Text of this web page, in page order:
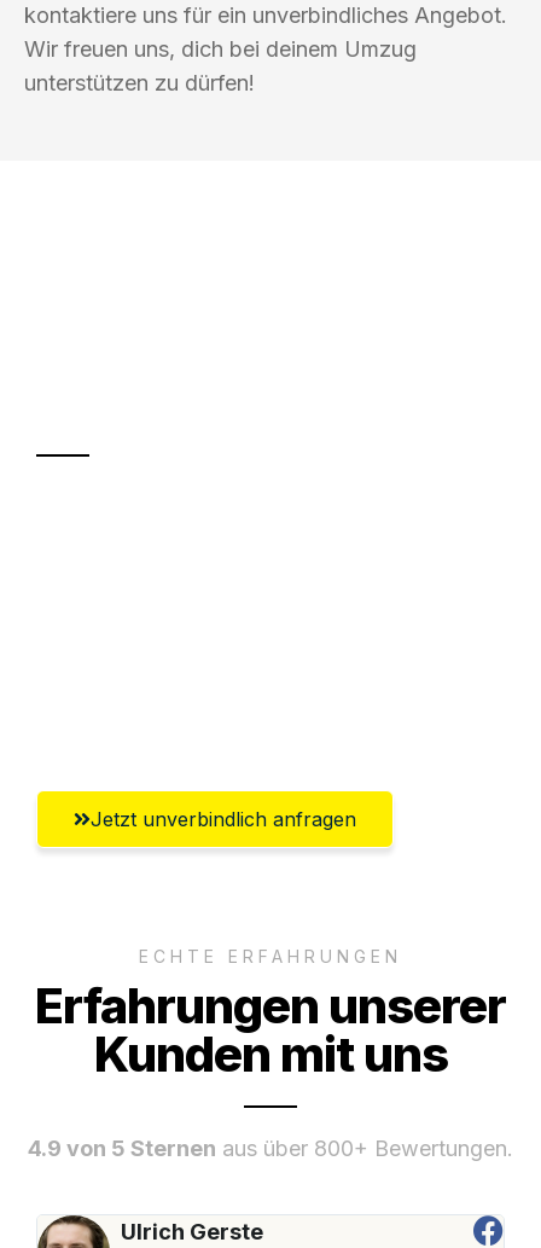
kontaktiere uns für ein unverbindliches Angebot.
Wir freuen uns, dich bei deinem Umzug
unterstützen zu dürfen!
Jetzt unverbindlich anfragen
ECHTE ERFAHRUNGEN
Erfahrungen unserer
Kunden mit uns
4.9 von 5 Sternen aus über 800+ Bewertungen.
Ulrich Gerste